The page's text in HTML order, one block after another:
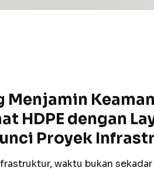
Menjamin
HDPE dengan
Proyek
waktu bukan